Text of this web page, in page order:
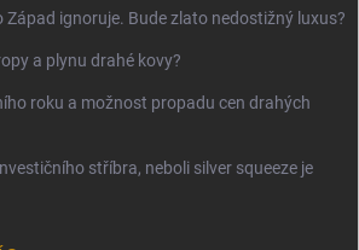
Západ ignoruje. Bude zlato nedostižný luxus?
a plynu drahé kovy?
roku a možnost propadu cen drahých
stříbra, neboli silver squeeze je